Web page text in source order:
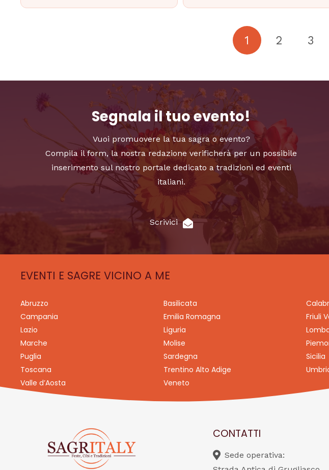
1 2 3
Segnala il tuo evento!
Vuoi promuovere la tua sagra o evento?
Compila il form, la nostra redazione verificherà per un possibile
inserimento sul nostro portale dedicato a tradizioni ed eventi
italiani.
Scrivici
EVENTI E SAGRE VICINO A ME
Abruzzo Basilicata
Campania
Emilia Romagna
Friuli
Lazio
Liguria
Marche
Molise
Puglia
Sardegna
Sicilia
Toscana
Trentino Alto Adige
Valle d’Aosta
Veneto
CONTATTI
Sede operativa: